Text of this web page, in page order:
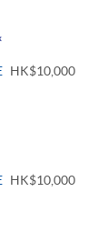
HK$10,000
HK$10,000